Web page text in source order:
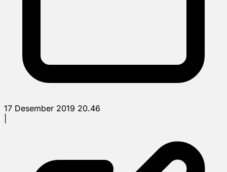
17 Desember 2019 20.46